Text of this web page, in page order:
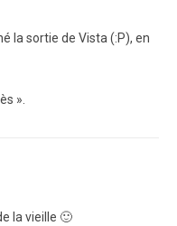
la sortie de Vista (:P), en
».
la vieille 🙂